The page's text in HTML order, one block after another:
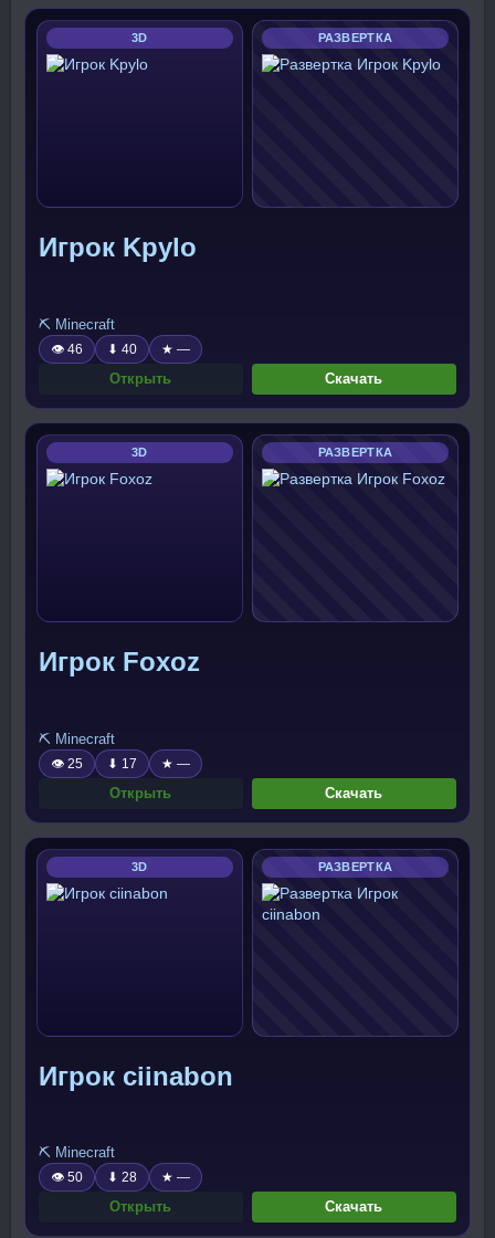
3D РАЗВЕРТКА
Игрок Kpylo
⛏️ Minecraft
👁 46 ⬇ 40 ★ —
Открыть Скачать
3D РАЗВЕРТКА
Игрок Foxoz
⛏️ Minecraft
👁 25 ⬇ 17 ★ —
Открыть Скачать
3D РАЗВЕРТКА
Игрок ciinabon
⛏️ Minecraft
👁 50 ⬇ 28 ★ —
Открыть Скачать